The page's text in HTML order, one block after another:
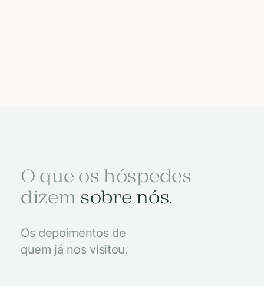
O que os hóspedes
dizem sobre nós.
Os depoimentos de
quem já nos visitou.